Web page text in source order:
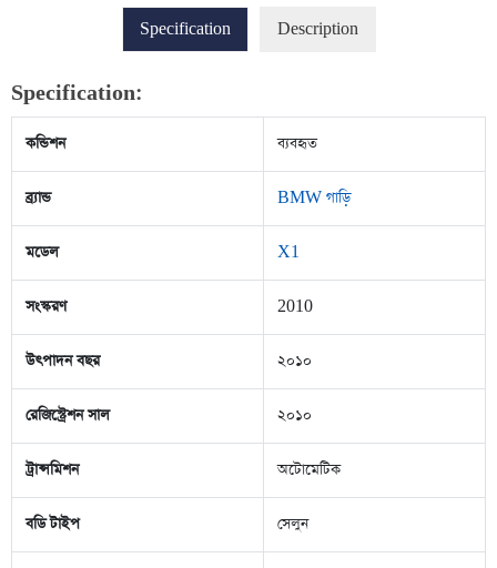
Specification Description
Specification:
কন্ডিশন ব্যবহৃত
ব্র্যান্ড BMW গাড়ি
মডেল X1
সংস্করণ 2010
উৎপাদন বছর ২০১০
রেজিস্ট্রেশন সাল ২০১০
ট্রান্সমিশন অটোমেটিক
বডি টাইপ সেলুন